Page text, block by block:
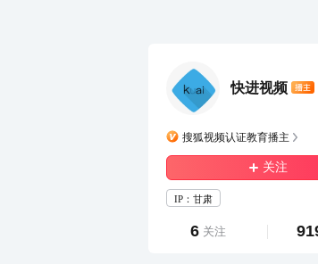
快进视频
搜狐视频认证教育播主
关注
IP：甘肃
6 关注